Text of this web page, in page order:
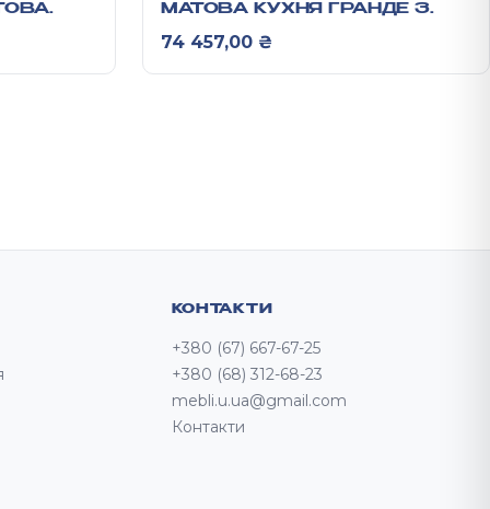
МАТОВА КУХНЯ ГРАНДЕ З
74 457,00 ₴
КОНТАКТИ
+380 (67) 667-67-25
+380 (68) 312-68-23
mebli.u.ua@gmail.com
Контакти